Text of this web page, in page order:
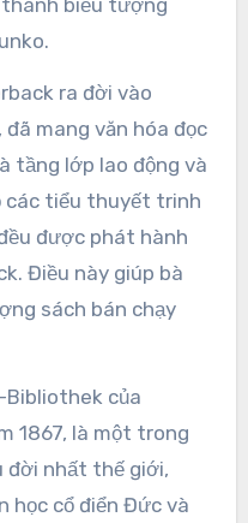
ra đời vào
mang văn hóa đọc
tầng lớp lao động và
các tiểu thuyết trinh
được phát hành
Điều này giúp bà
sách bán chạy
Bibliothek của
1867, là một trong
đời nhất thế giới,
học cổ điển Đức và